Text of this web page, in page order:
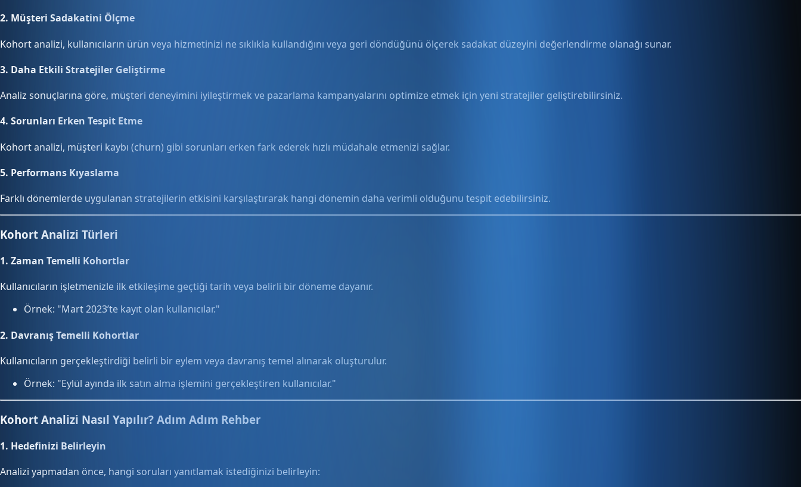
2. Müşteri Sadakatini Ölçme
Kohort analizi, kullanıcıların ürün veya hizmetinizi ne sıklıkla kullandığını veya geri döndüğünü ölçerek sadakat düzeyini değerlendirme olanağı sunar.
3. Daha Etkili Stratejiler Geliştirme
Analiz sonuçlarına göre, müşteri deneyimini iyileştirmek ve pazarlama kampanyalarını optimize etmek için yeni stratejiler geliştirebilirsiniz.
4. Sorunları Erken Tespit Etme
Kohort analizi, müşteri kaybı (churn) gibi sorunları erken fark ederek hızlı müdahale etmenizi sağlar.
5. Performans Kıyaslama
Farklı dönemlerde uygulanan stratejilerin etkisini karşılaştırarak hangi dönemin daha verimli olduğunu tespit edebilirsiniz.
Kohort Analizi Türleri
1. Zaman Temelli Kohortlar
Kullanıcıların işletmenizle ilk etkileşime geçtiği tarih veya belirli bir döneme dayanır.
Örnek: "Mart 2023’te kayıt olan kullanıcılar."
2. Davranış Temelli Kohortlar
Kullanıcıların gerçekleştirdiği belirli bir eylem veya davranış temel alınarak oluşturulur.
Örnek: "Eylül ayında ilk satın alma işlemini gerçekleştiren kullanıcılar."
Kohort Analizi Nasıl Yapılır? Adım Adım Rehber
1. Hedefinizi Belirleyin
Analizi yapmadan önce, hangi soruları yanıtlamak istediğinizi belirleyin: